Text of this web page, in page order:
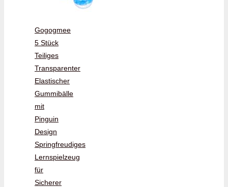
Gogogmee
5 Stück
Teiliges
Transparenter
Elastischer
Gummibälle
mit
Pinguin
Design
Springfreudiges
Lernspielzeug
für
Sicherer